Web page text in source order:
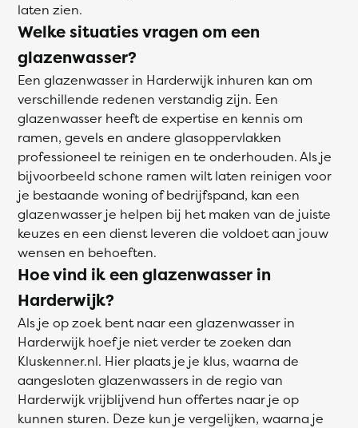
laten zien.
Welke situaties vragen om een
glazenwasser?
Een glazenwasser in Harderwijk inhuren kan om
verschillende redenen verstandig zijn. Een
glazenwasser heeft de expertise en kennis om
ramen, gevels en andere glasoppervlakken
professioneel te reinigen en te onderhouden. Als je
bijvoorbeeld schone ramen wilt laten reinigen voor
je bestaande woning of bedrijfspand, kan een
glazenwasser je helpen bij het maken van de juiste
keuzes en een dienst leveren die voldoet aan jouw
wensen en behoeften.
Hoe vind ik een glazenwasser in
Harderwijk?
Als je op zoek bent naar een glazenwasser in
Harderwijk hoef je niet verder te zoeken dan
Kluskenner.nl. Hier plaats je je klus, waarna de
aangesloten glazenwassers in de regio van
Harderwijk vrijblijvend hun offertes naar je op
kunnen sturen. Deze kun je vergelijken, waarna je